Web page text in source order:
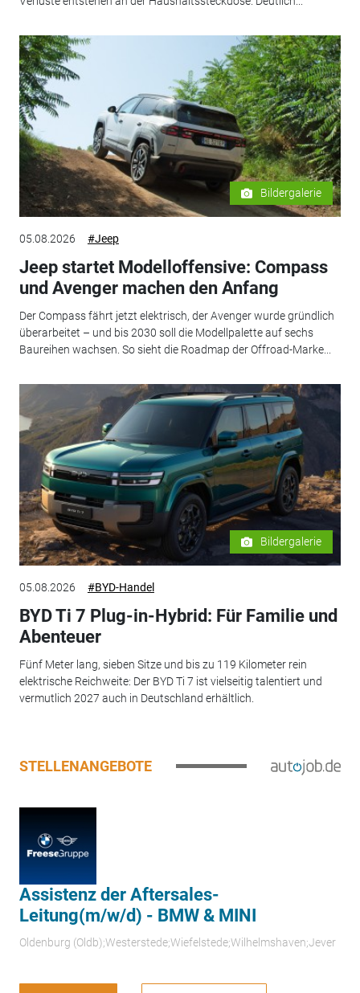
Bildergalerie
05.08.2026 #Jeep
Jeep startet Modelloffensive: Compass
und Avenger machen den Anfang
Der Compass fährt jetzt elektrisch, der Avenger wurde gründlich
überarbeitet – und bis 2030 soll die Modellpalette auf sechs
Baureihen wachsen. So sieht die Roadmap der Offroad-Marke...
Bildergalerie
05.08.2026 #BYD-Handel
BYD Ti 7 Plug-in-Hybrid: Für Familie und
Abenteuer
Fünf Meter lang, sieben Sitze und bis zu 119 Kilometer rein
elektrische Reichweite: Der BYD Ti 7 ist vielseitig talentiert und
vermutlich 2027 auch in Deutschland erhältlich.
STELLENANGEBOTE
Assistenz der Aftersales-
Leitung(m/w/d) - BMW & MINI
Oldenburg (Oldb);Westerstede;Wiefelstede;Wilhelmshaven;Jever